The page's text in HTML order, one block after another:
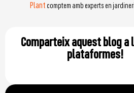
Plant comptem amb experts en
Comparteix aquest blog a
plataformes!